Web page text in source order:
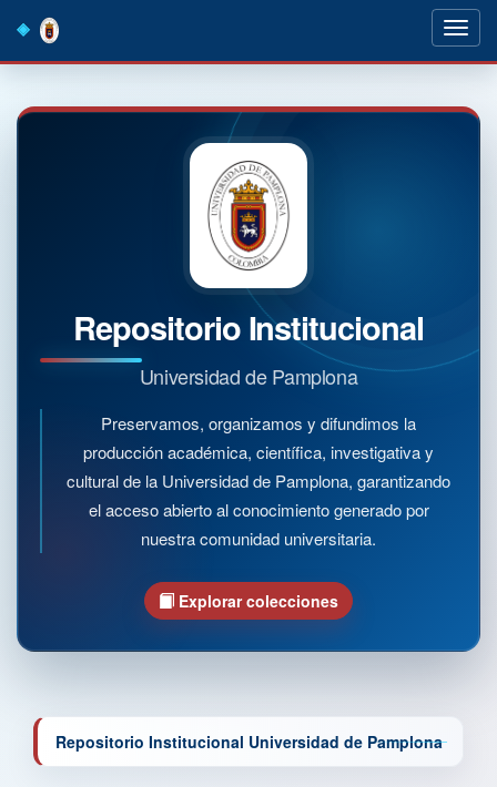
navigation
Repositorio Institucional
Universidad de Pamplona
Preservamos, organizamos y difundimos la
producción académica, científica, investigativa y
cultural de la Universidad de Pamplona, garantizando
el acceso abierto al conocimiento generado por
nuestra comunidad universitaria.
Explorar colecciones
Repositorio Institucional Universidad de Pamplona